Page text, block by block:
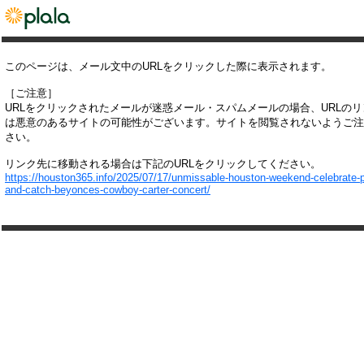
このページは、メール文中のURLをクリックした際に表示されます。
［ご注意］
URLをクリックされたメールが迷惑メール・スパムメールの場合、URLの
は悪意のあるサイトの可能性がございます。サイトを閲覧されないようご
さい。
リンク先に移動される場合は下記のURLをクリックしてください。
https://houston365.info/2025/07/17/unmissable-houston-weekend-celebrate-
and-catch-beyonces-cowboy-carter-concert/